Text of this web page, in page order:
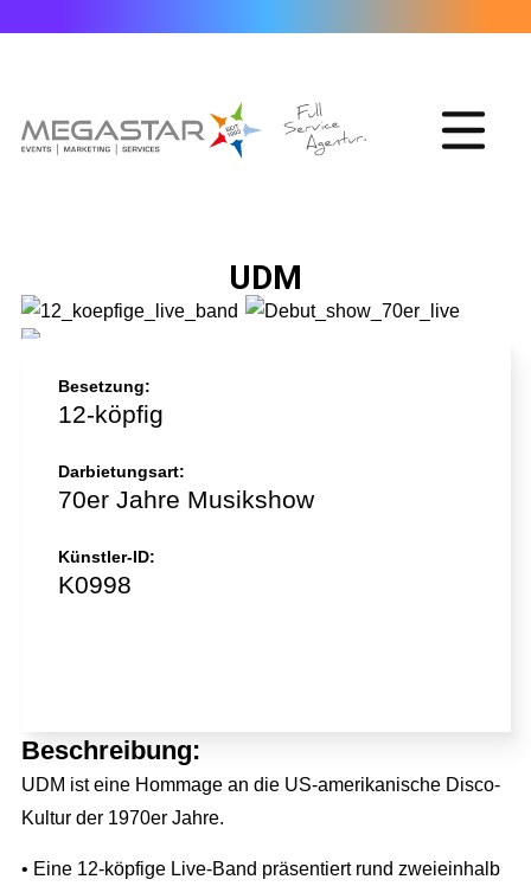
UDM
Besetzung:
12-köpfig
Darbietungsart:
70er Jahre Musikshow
Künstler-ID:
K0998
Beschreibung:
UDM ist eine Hommage an die US-amerikanische Disco-
Kultur der 1970er Jahre.
• Eine 12-köpfige Live-Band präsentiert rund zweieinhalb